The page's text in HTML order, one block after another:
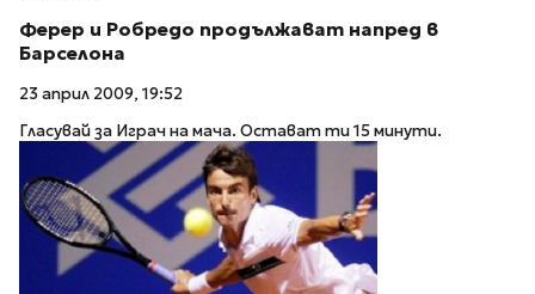
Ферер и Робредо продължават напред в
Барселона
23 април 2009, 19:52
Гласувай за Играч на мача. Остават ти 15 минути.